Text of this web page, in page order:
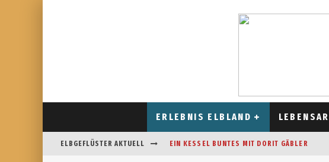
ERLEBNIS ELBLAND
ELBGEFLÜSTER AKTUELL EIN KESSEL BUNTES MIT DORIT GÄBLER